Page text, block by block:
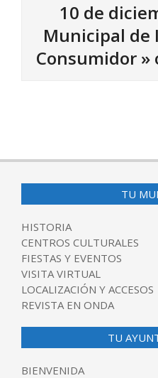
10 de
Municipal de
Consumidor »
05-
TU
HISTORIA
CENTROS CULTURALES
FIESTAS Y EVENTOS
VISITA VIRTUAL
LOCALIZACIÓN Y ACCESOS
REVISTA EN ONDA
TU
BIENVENIDA